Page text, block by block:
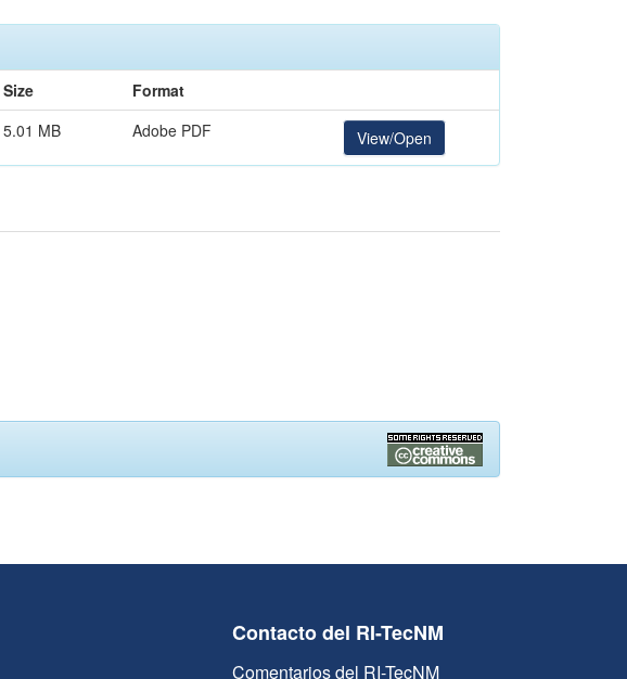
Size
Format
5.01 MB Adobe PDF View/Open
Contacto del RI-TecNM
Comentarios del RI-TecNM